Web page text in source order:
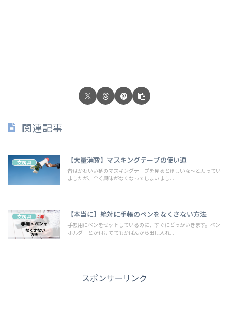
関連記事
文房具 【大量消費】マスキングテープの使い道
昔はかわいい柄のマスキングテープを見るとほしいな～と思ってい
ましたが、全く興味がなくなってしまいまし...
文房具 【本当に】絶対に手帳のペンをなくさない方法
手帳用にペンをセットしているのに、すぐにどっかいきます。ペン
ホルダーとか付けててもかばんから出し入れ...
スポンサーリンク